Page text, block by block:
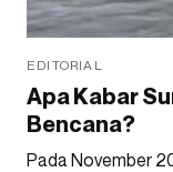
EDITORIAL
Apa Kabar
Bencana?
Pada November